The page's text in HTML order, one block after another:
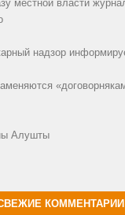
местной власти
надзор
Алушты
КОММЕНТАРИИ